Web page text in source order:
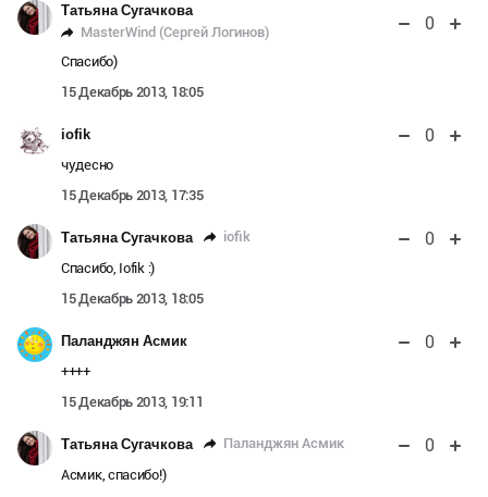
Татьяна Сугачкова
MasterWind (Сергей Логинов)
0
Спасибо)
15 Декабрь 2013, 18:05
iofik 0
чудесно
15 Декабрь 2013, 17:35
Татьяна Сугачкова iofik 0
Спасибо, Iofik :)
15 Декабрь 2013, 18:05
Паланджян Асмик 0
++++
15 Декабрь 2013, 19:11
Татьяна Сугачкова Паланджян Асмик 0
Асмик, спасибо!)